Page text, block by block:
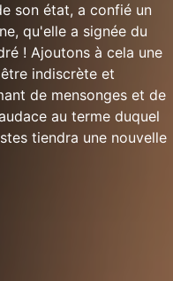
son état, a confié un
qu'elle a signée du
! Ajoutons à cela une
indiscrète et
de mensonges et de
au terme duquel
tiendra une nouvelle